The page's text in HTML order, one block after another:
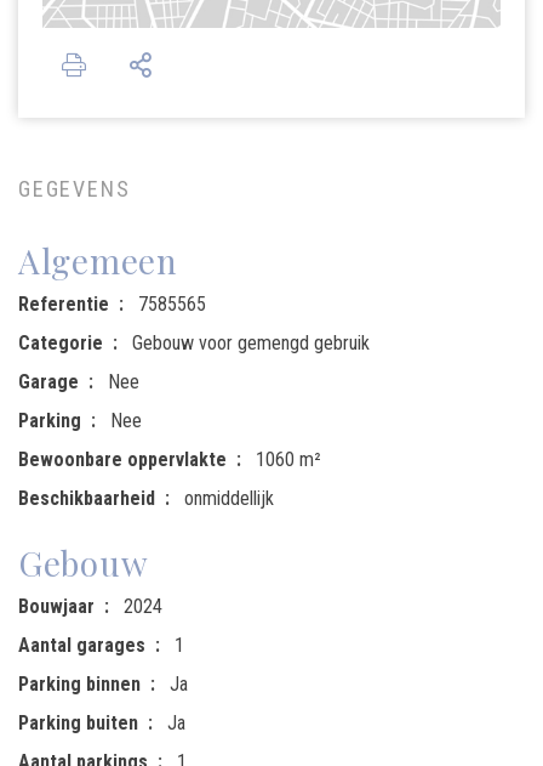
GEGEVENS
Algemeen
Referentie
7585565
Categorie
Gebouw voor gemengd gebruik
Garage
Nee
Parking
Nee
Bewoonbare oppervlakte
1060 m²
Beschikbaarheid
onmiddellijk
Gebouw
Bouwjaar
2024
Aantal garages
1
Parking binnen
Ja
Parking buiten
Ja
Aantal parkings
1